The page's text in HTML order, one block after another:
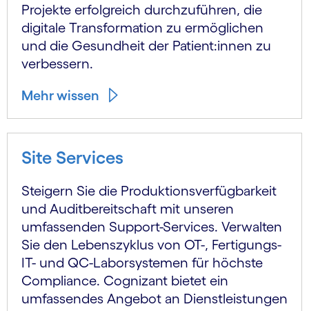
Projekte erfolgreich durchzuführen, die
digitale Transformation zu ermöglichen
und die Gesundheit der Patient:innen zu
verbessern.
Mehr wissen
Site Services
Steigern Sie die Produktions­verfügbarkeit
und Audit­bereitschaft mit unseren
umfassenden Support-Services. Verwalten
Sie den Lebenszyklus von OT-, Fertigungs-
IT- und QC-Laborsystemen für höchste
Compliance. Cognizant bietet ein
umfassendes Angebot an Dienst­leistungen